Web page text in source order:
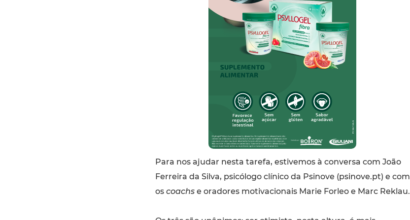
Para nos ajudar nesta tarefa, estivemos à conversa com João
Ferreira da Silva, psicólogo clínico da Psinove (psinove.pt) e com
os coachse oradores motivacionais Marie Forleo e Marc Reklau.